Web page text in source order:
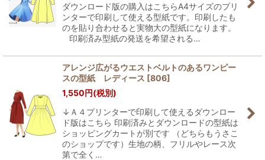
ダウンロード版の購入はこちらA4サイズのプリ
ンターで印刷して使える型紙です。印刷したも
のを貼り合わせると実物大の型紙になります。
印刷済み型紙の発送を希望される…
アレンジ広がるウエストベルトのあるワンピー
スの型紙 レディース [806]
1,550円(税別)
↓Ａ４プリンターで印刷して使えるダウンロー
ド版はこちら 印刷済みとダウンロードの型紙は
ショッピングカートが別です （どちらもうさこ
のショップです）生地の柄、フリルやレース次
第で全く…